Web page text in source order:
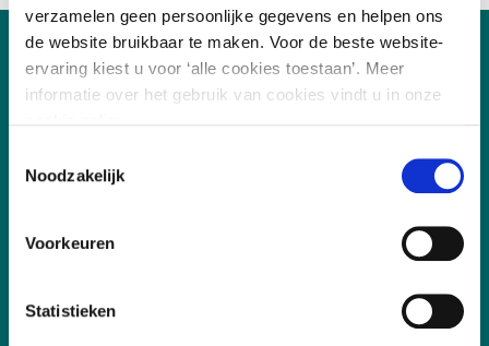
verzamelen geen persoonlijke gegevens en helpen ons
de website bruikbaar te maken. Voor de beste website-
ervaring kiest u voor ‘alle cookies toestaan’. Meer
informatie over het gebruik van cookies vindt u in onze
Noodzakelijk
Voorkeuren
Statistieken